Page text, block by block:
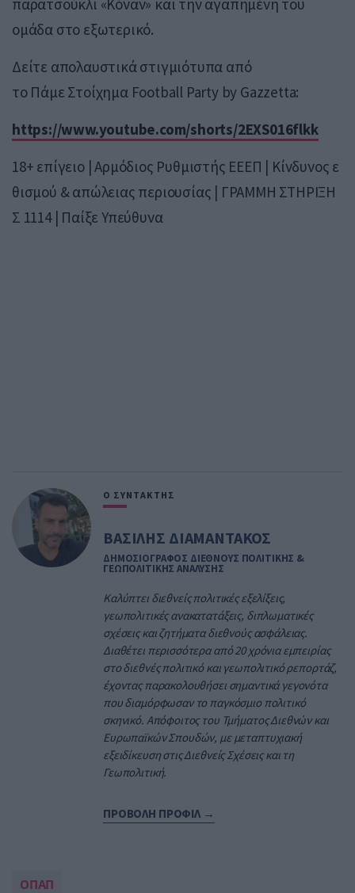
παρατσούκλι «Κόναν» και την αγαπημένη του
ομάδα στο εξωτερικό.
Δείτε απολαυστικάστιγμιότυπα από
το Πάμε Στοίχημα Football Party by Gazzetta:
https://www.youtube.com/shorts/2EXS016flkk
18+ επίγειο|Αρμόδιος Ρυθμιστής ΕΕΕΠ | Κίνδυνος ε
θισμού &απώλειας περιουσίας | ΓΡΑΜΜΗ ΣΤΗΡΙΞΗ
Σ 1114 | Παίξε Υπεύθυνα
Ο ΣΥΝΤΑΚΤΗΣ
ΒΑΣΙΛΗΣ ΔΙΑΜΑΝΤΑΚΟΣ
ΔΗΜΟΣΙΟΓΡΑΦΟΣ ΔΙΕΘΝΟΥΣ ΠΟΛΙΤΙΚΗΣ &
ΓΕΩΠΟΛΙΤΙΚΗΣ ΑΝΑΛΥΣΗΣ
Καλύπτει διεθνείς πολιτικές εξελίξεις,
γεωπολιτικές ανακατατάξεις, διπλωματικές
σχέσεις και ζητήματα διεθνούς ασφάλειας.
Διαθέτει περισσότερα από 20 χρόνια εμπειρίας
στο διεθνές πολιτικό και γεωπολιτικό ρεπορτάζ,
έχοντας παρακολουθήσει σημαντικά γεγονότα
που διαμόρφωσαν το παγκόσμιο πολιτικό
σκηνικό. Απόφοιτος του Τμήματος Διεθνών και
Ευρωπαϊκών Σπουδών, με μεταπτυχιακή
εξειδίκευση στις Διεθνείς Σχέσεις και τη
Γεωπολιτική.
ΠΡΟΒΟΛΗ ΠΡΟΦΙΛ →
ΟΠΑΠ